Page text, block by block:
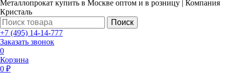
Металлопрокат купить в Москве оптом и в розницу | Компания
Кристаль
Поиск
+7 (495) 14-14-777
Заказать звонок
0
Корзина
0 ₽